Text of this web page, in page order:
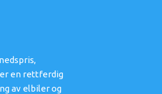
en rettferdig
av elbiler og